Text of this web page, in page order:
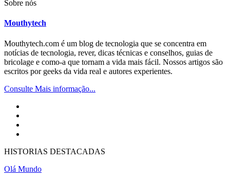
Sobre nós
Mouthytech
Mouthytech.com é um blog de tecnologia que se concentra em
notícias de tecnologia, rever, dicas técnicas e conselhos, guias de
bricolage e como-a que tornam a vida mais fácil. Nossos artigos são
escritos por geeks da vida real e autores experientes.
Consulte Mais informação...
HISTORIAS DESTACADAS
Olá Mundo